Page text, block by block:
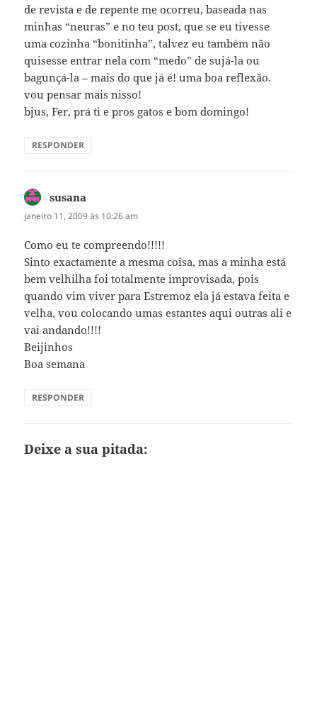
de revista e de repente me ocorreu, baseada nas
minhas “neuras” e no teu post, que se eu tivesse
uma cozinha “bonitinha”, talvez eu também não
quisesse entrar nela com “medo” de sujá-la ou
bagunçá-la – mais do que já é! uma boa reflexão.
vou pensar mais nisso!
bjus, Fer, prá ti e pros gatos e bom domingo!
RESPONDER
susana
janeiro 11, 2009 às 10:26 am
Como eu te compreendo!!!!!
Sinto exactamente a mesma coisa, mas a minha está
bem velhilha foi totalmente improvisada, pois
quando vim viver para Estremoz ela já estava feita e
velha, vou colocando umas estantes aqui outras ali e
vai andando!!!!
Beijinhos
Boa semana
RESPONDER
Deixe a sua pitada: